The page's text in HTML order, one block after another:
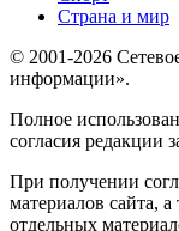
Страна и мир
© 2001-2026
информации».
Полное
согласия редакции
При получении
материалов сайта,
отдельных